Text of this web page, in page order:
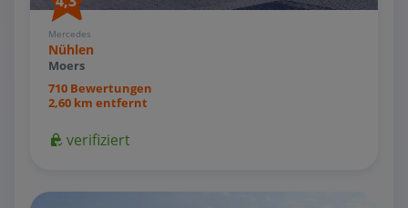
Mercedes
Nühlen
Moers
710 Bewertungen
2,60 km entfernt
verifiziert